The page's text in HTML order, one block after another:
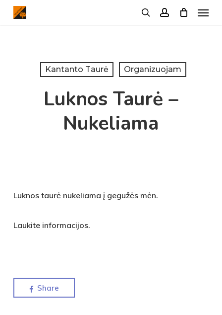
Skip
Menu
Kantanto Taurė Organizuojam
Luknos Taurė –
Nukeliama
Luknos taurė nukeliama į gegužės mėn.
Laukite informacijos.
Share